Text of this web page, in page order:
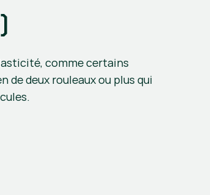
comme certains
de deux rouleaux ou plus qui